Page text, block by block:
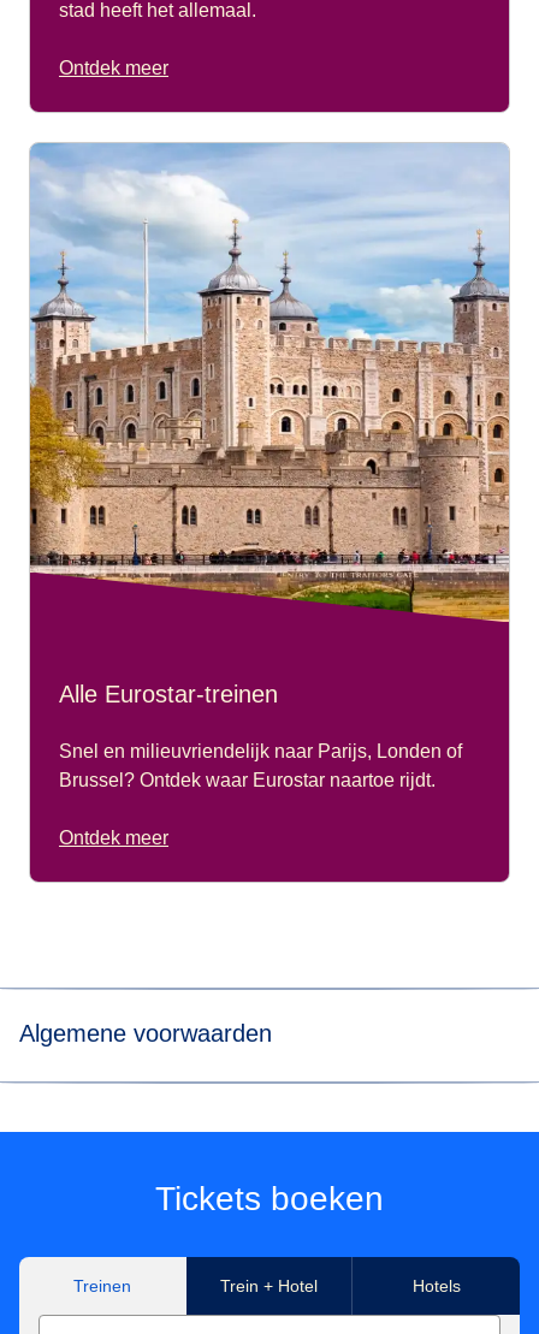
stad heeft het allemaal.
Ontdek meer
Alle Eurostar-treinen
Snel en milieuvriendelijk naar Parijs, Londen of
Brussel? Ontdek waar Eurostar naartoe rijdt.
Ontdek meer
Algemene voorwaarden
Hbf, Koeln Hbf, Düsseldorf Hbf, Düsseldorf Airport,
Duisburg Hbf, Essen Hbf, Dortmund Hbf. Onder
**Tickets beschikbaar voor reizen in Eurostar Standard,
Eurostar Plus en Eurostar Premier, gemaakt met Eurostar
Tickets boeken
Treinen Trein + Hotel Hotels